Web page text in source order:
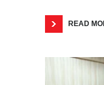
READ